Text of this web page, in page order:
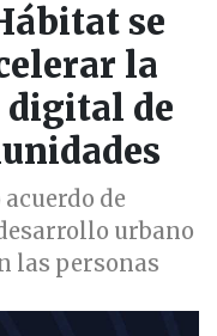
se
la
de
de
urbano
las personas